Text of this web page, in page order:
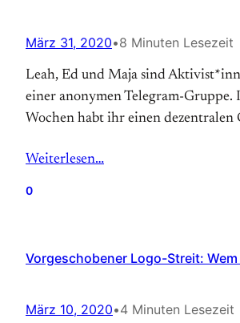
März 31, 2020•8 Minuten Lesezeit
Leah, Ed und Maja sind
einer anonymen Telegram-
Wochen habt ihr einen
Weiterlesen…
0
Vorgeschobener Logo-Streit:
März 10, 2020•4 Minuten Lesezeit